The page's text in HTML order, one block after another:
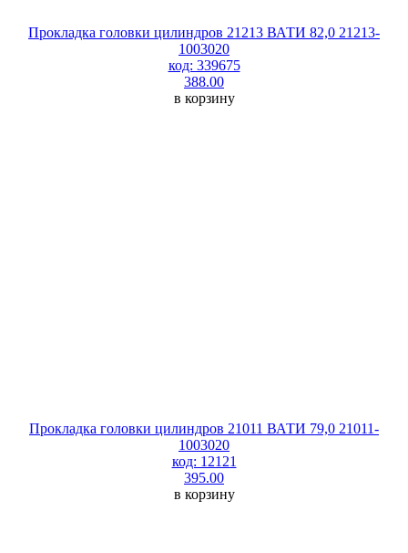
Прокладка головки цилиндров 21213 ВАТИ 82,0 21213-
1003020
код: 339675
388.00
в корзину
Прокладка головки цилиндров 21011 ВАТИ 79,0 21011-
1003020
код: 12121
395.00
в корзину